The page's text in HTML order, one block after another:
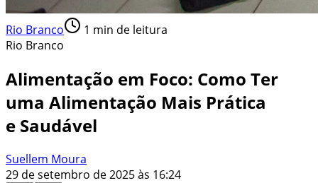
Rio Branco 1 min de leitura
Rio Branco
Alimentação em Foco: Como Ter
uma Alimentação Mais Prática
e Saudável
Suellem Moura
29 de setembro de 2025 às 16:24